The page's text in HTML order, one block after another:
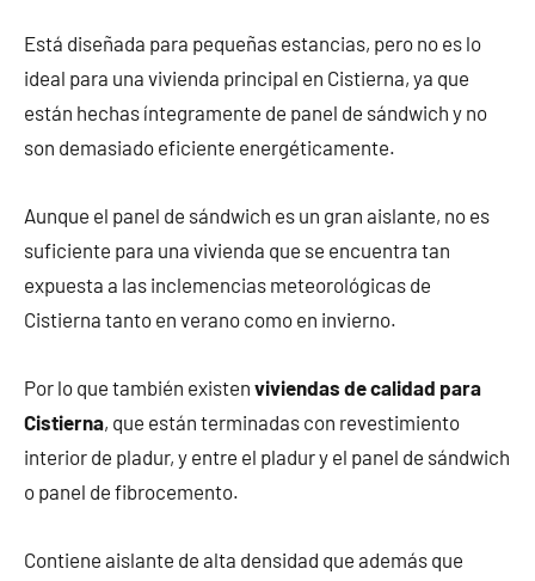
Está diseñada para pequeñas estancias, pero no es lo
ideal para una vivienda principal en Cistierna, ya que
están hechas íntegramente de panel de sándwich y no
son demasiado eficiente energéticamente.
Aunque el panel de sándwich es un gran aislante, no es
suficiente para una vivienda que se encuentra tan
expuesta a las inclemencias meteorológicas de
Cistierna tanto en verano como en invierno.
Por lo que también existen viviendas de calidad para
Cistierna, que están terminadas con revestimiento
interior de pladur, y entre el pladur y el panel de sándwich
o panel de fibrocemento.
Contiene aislante de alta densidad que además que